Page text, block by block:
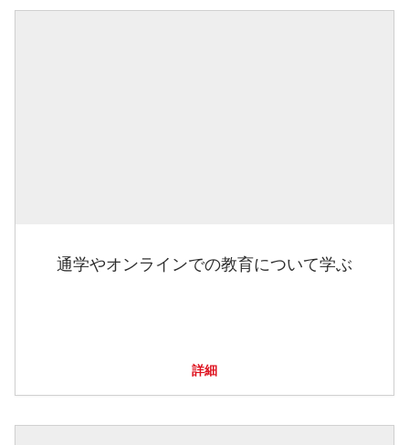
通学やオンラインでの教育について学ぶ
詳細